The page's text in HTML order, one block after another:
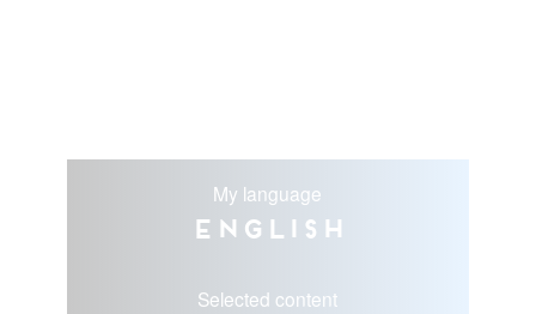
My language
English
Selected content